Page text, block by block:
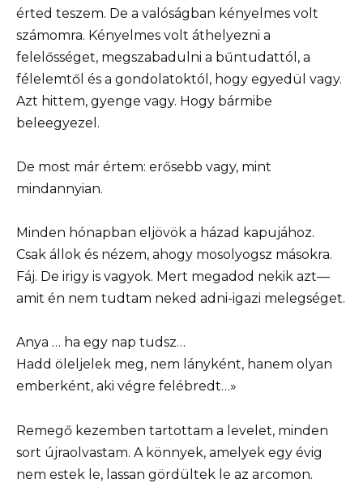
érted teszem. De a valóságban kényelmes volt
számomra. Kényelmes volt áthelyezni a
felelősséget, megszabadulni a bűntudattól, a
félelemtől és a gondolatoktól, hogy egyedül vagy.
Azt hittem, gyenge vagy. Hogy bármibe
beleegyezel.
De most már értem: erősebb vagy, mint
mindannyian.
Minden hónapban eljövök a házad kapujához.
Csak állok és nézem, ahogy mosolyogsz másokra.
Fáj. De irigy is vagyok. Mert megadod nekik azt—
amit én nem tudtam neked adni-igazi melegséget.
Anya … ha egy nap tudsz…
Hadd öleljelek meg, nem lányként, hanem olyan
emberként, aki végre felébredt…»
Remegő kezemben tartottam a levelet, minden
sort újraolvastam. A könnyek, amelyek egy évig
nem estek le, lassan gördültek le az arcomon.